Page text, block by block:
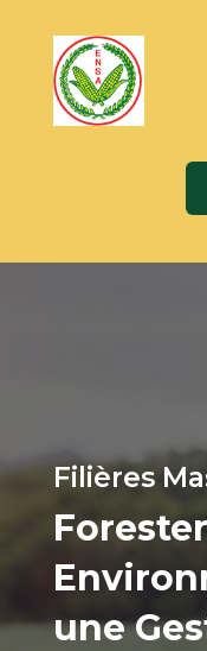
Filières
une